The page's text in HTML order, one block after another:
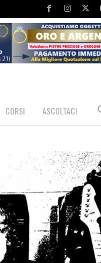
CORSI ASCOLTACI